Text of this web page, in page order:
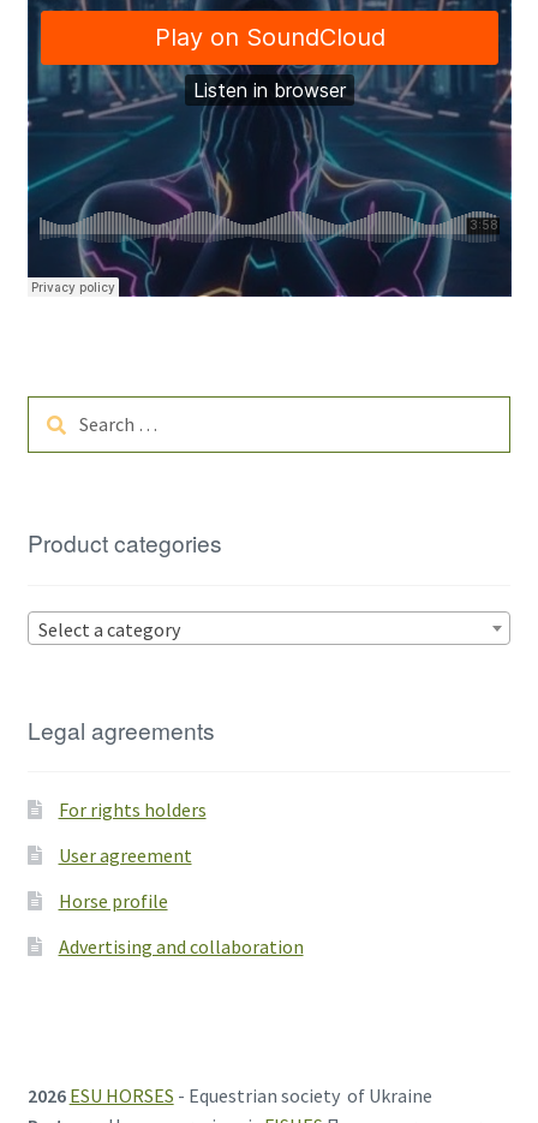
Search
Product categories
Select a category
Legal agreements
For rights holders
User agreement
Horse profile
Advertising and collaboration
2026 ESU HORSES - Equestrian society of Ukraine